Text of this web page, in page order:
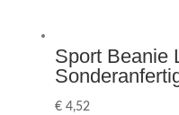
Sport Beanie
€4,52